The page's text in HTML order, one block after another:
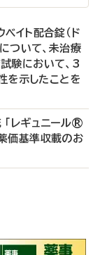
イト配合錠（ド
ついて、未治療
験において、3
示したことを
レギュニール®
価基準収載のお